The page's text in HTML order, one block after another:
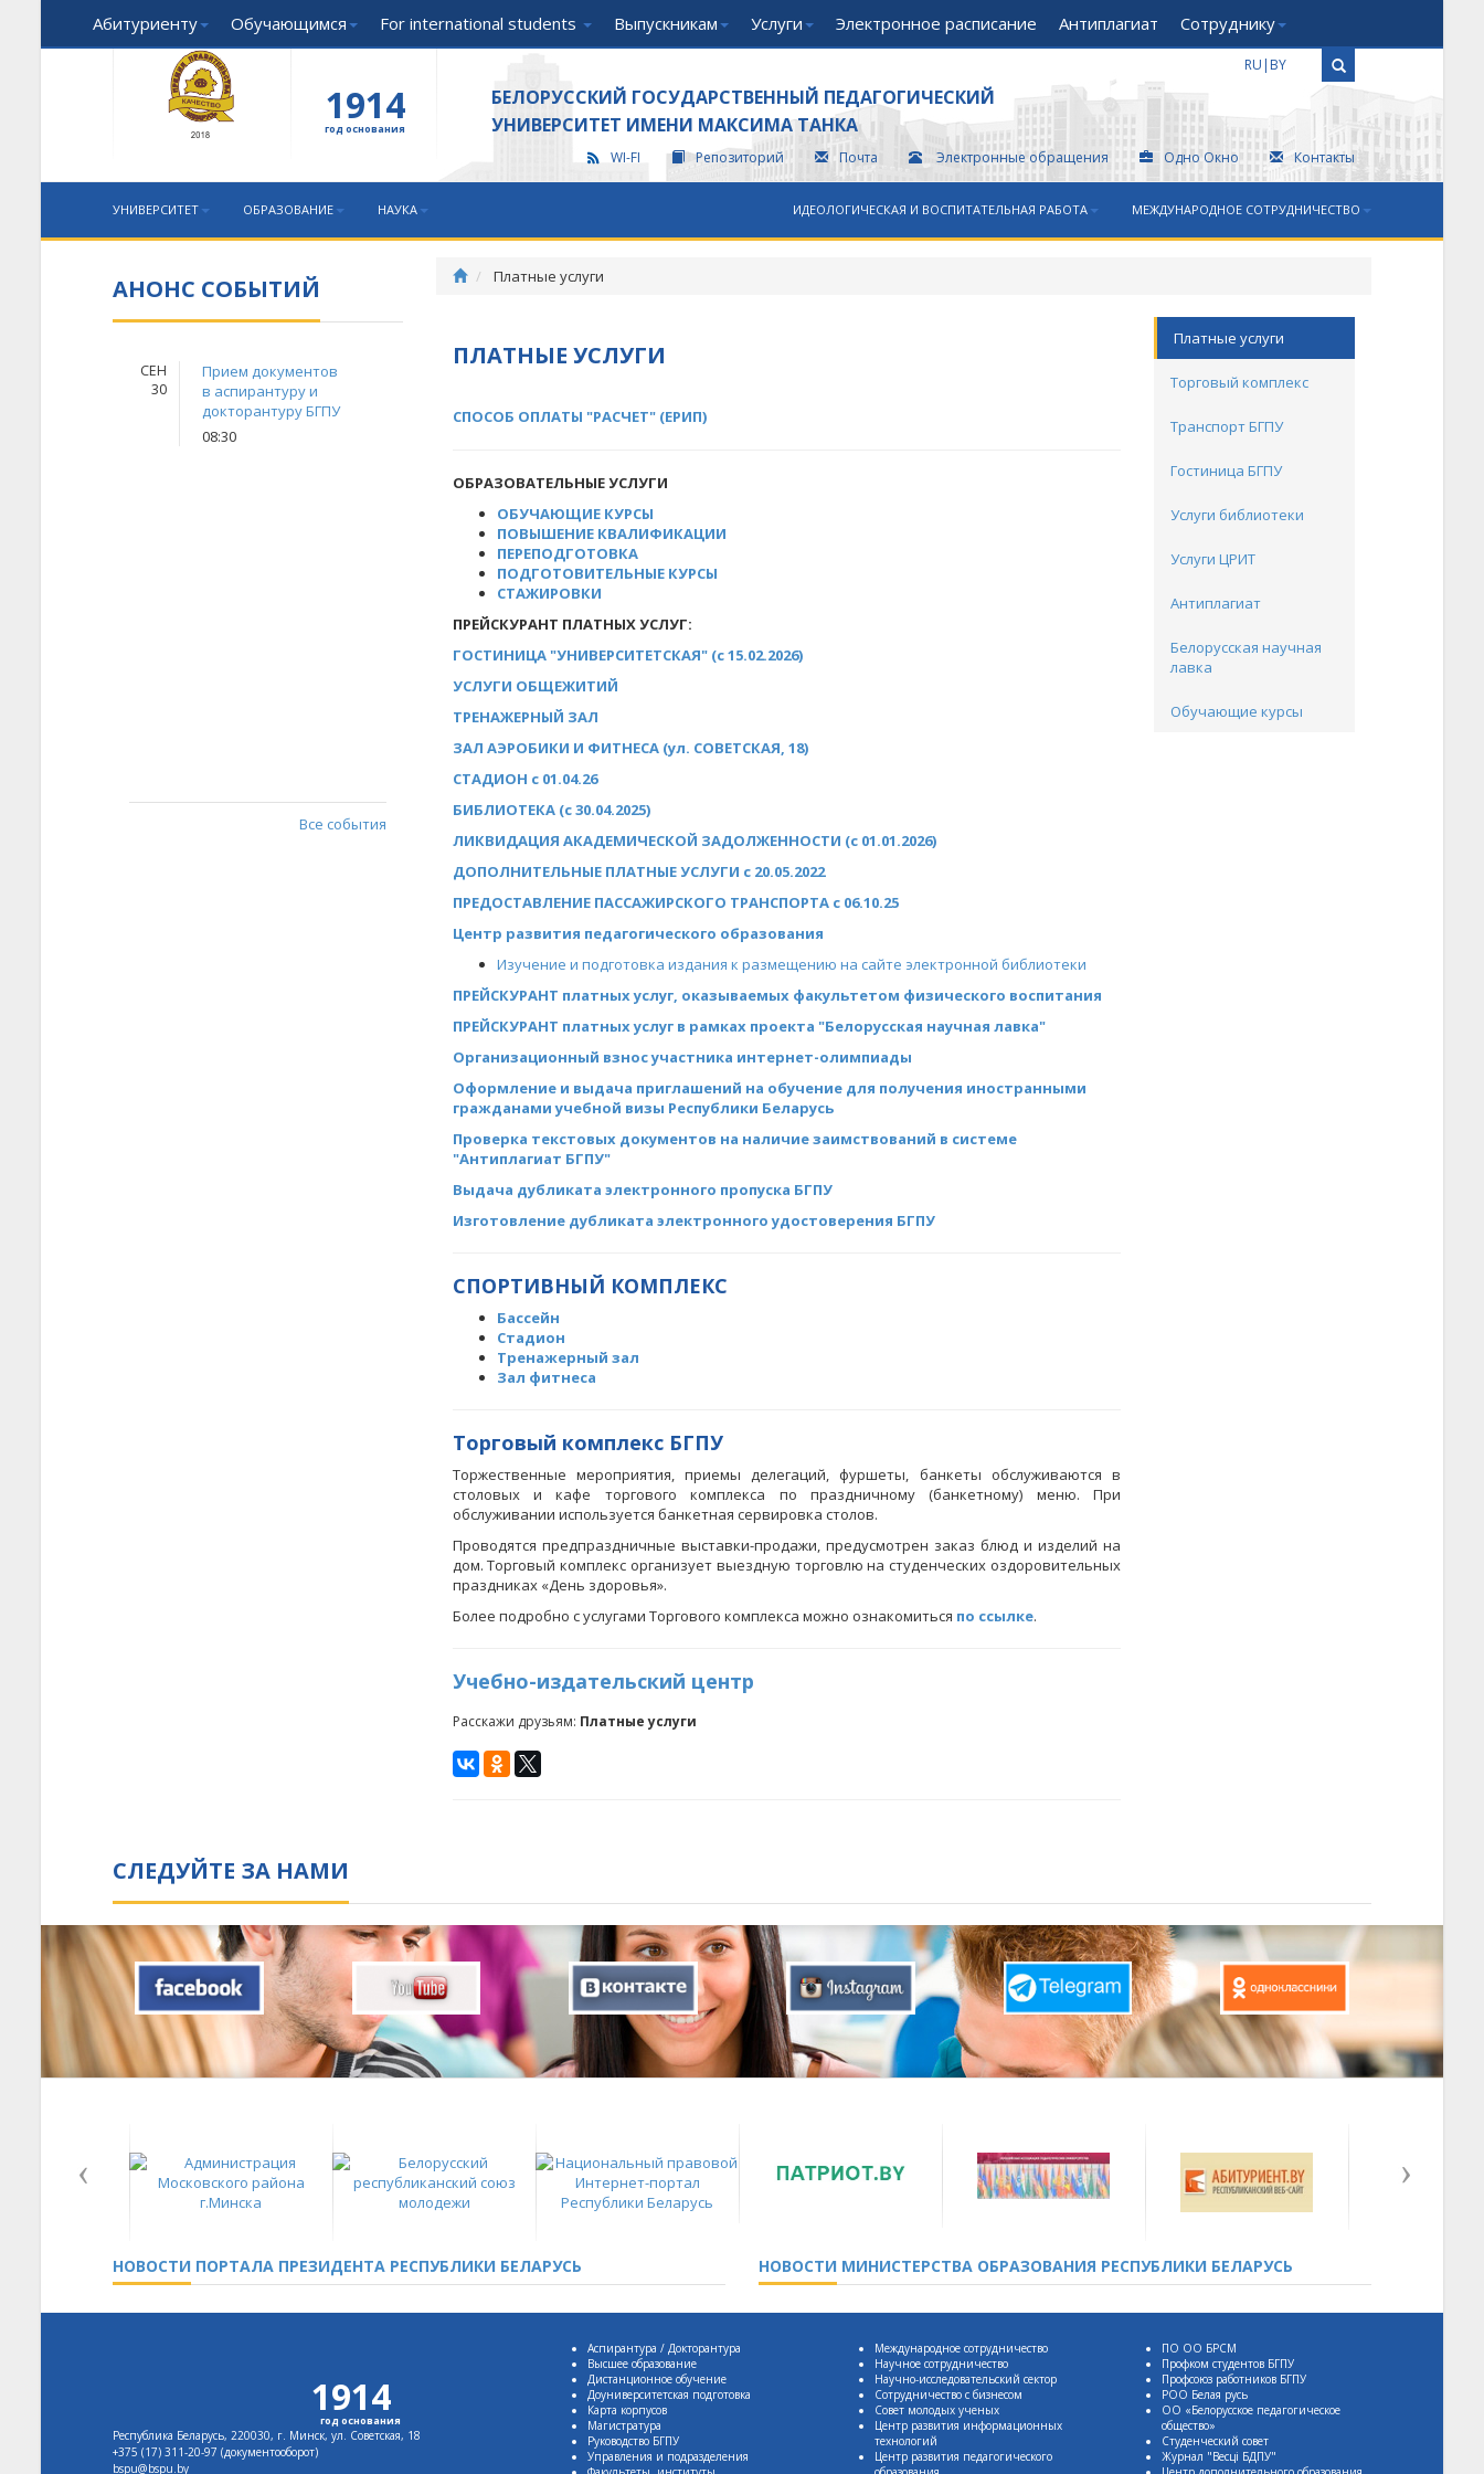
Абитуриенту Обучающимся For international students Выпускникам Услуги Электронное расписание Антиплагиат Сотруднику
1914
год основания
БЕЛОРУССКИЙ ГОСУДАРСТВЕННЫЙ ПЕДАГОГИЧЕСКИЙ
УНИВЕРСИТЕТ ИМЕНИ МАКСИМА ТАНКА
RU | BY
WI-FI Репозиторий Почта Электронные обращения Одно Окно Контакты
УНИВЕРСИТЕТ ОБРАЗОВАНИЕ НАУКА МЕЖДУНАРОДНОЕ СОТРУДНИЧЕСТВО
ИДЕОЛОГИЧЕСКАЯ И ВОСПИТАТЕЛЬНАЯ РАБОТА
АНОНС СОБЫТИЙ
СЕН
30
Прием документов
в аспирантуру и
докторантуру БГПУ
08:30
Все события
Платные услуги
ПЛАТНЫЕ УСЛУГИ
СПОСОБ ОПЛАТЫ "РАСЧЕТ" (ЕРИП)
ОБРАЗОВАТЕЛЬНЫЕ УСЛУГИ
ОБУЧАЮЩИЕ КУРСЫ
ПОВЫШЕНИЕ КВАЛИФИКАЦИИ
ПЕРЕПОДГОТОВКА
ПОДГОТОВИТЕЛЬНЫЕ КУРСЫ
СТАЖИРОВКИ
ПРЕЙСКУРАНТ ПЛАТНЫХ УСЛУГ:
ГОСТИНИЦА "УНИВЕРСИТЕТСКАЯ" (c 15.02.2026)
УСЛУГИ ОБЩЕЖИТИЙ
ТРЕНАЖЕРНЫЙ ЗАЛ
ЗАЛ АЭРОБИКИ И ФИТНЕСА (ул. СОВЕТСКАЯ, 18)
СТАДИОН с 01.04.26
БИБЛИОТЕКА (с 30.04.2025)
ЛИКВИДАЦИЯ АКАДЕМИЧЕСКОЙ ЗАДОЛЖЕННОСТИ (c 01.01.2026)
ДОПОЛНИТЕЛЬНЫЕ ПЛАТНЫЕ УСЛУГИ с 20.05.2022
ПРЕДОСТАВЛЕНИЕ ПАССАЖИРСКОГО ТРАНСПОРТА с 06.10.25
Центр развития педагогического образования
Изучение и подготовка издания к размещению на сайте электронной библиотеки
ПРЕЙСКУРАНТ платных услуг, оказываемых факультетом физического воспитания
ПРЕЙСКУРАНТ платных услуг в рамках проекта "Белорусская научная лавка"
Организационный взнос участника интернет-олимпиады
Оформление и выдача приглашений на обучение для получения иностранными
гражданами учебной визы Республики Беларусь
Проверка текстовых документов на наличие заимствований в системе
"Антиплагиат БГПУ"
Выдача дубликата электронного пропуска БГПУ
Изготовление дубликата электронного удостоверения БГПУ
СПОРТИВНЫЙ КОМПЛЕКС
Бассейн
Стадион
Тренажерный зал
Зал фитнеса
Торговый комплекс БГПУ
Торжественные мероприятия, приемы делегаций, фуршеты, банкеты обслуживаются в
столовых и кафе торгового комплекса по праздничному (банкетному) меню. При
обслуживании используется банкетная сервировка столов.
Проводятся предпраздничные выставки-продажи, предусмотрен заказ блюд и изделий на
дом. Торговый комплекс организует выездную торговлю на студенческих оздоровительных
праздниках «День здоровья».
Более подробно с услугами Торгового комплекса можно ознакомиться по ссылке.
Учебно-издательский центр
Расскажи друзьям: Платные услуги
Платные услуги
Торговый комплекс
Транспорт БГПУ
Гостиница БГПУ
Услуги библиотеки
Услуги ЦРИТ
Антиплагиат
Белорусская научная
лавка
Обучающие курсы
СЛЕДУЙТЕ ЗА НАМИ
НОВОСТИ ПОРТАЛА ПРЕЗИДЕНТА РЕСПУБЛИКИ БЕЛАРУСЬ НОВОСТИ МИНИСТЕРСТВА ОБРАЗОВАНИЯ РЕСПУБЛИКИ БЕЛАРУСЬ
1914
год основания
Республика Беларусь, 220030, г. Минск, ул. Советская, 18
+375 (17) 311-20-97 (документооборот)
bspu@bspu.by
Аспирантура / Докторантура
Высшее образование
Дистанционное обучение
Доуниверситетская подготовка
Карта корпусов
Магистратура
Руководство БГПУ
Управления и подразделения
Международное сотрудничество
Научное сотрудничество
Научно-исследовательский сектор
Сотрудничество с бизнесом
Совет молодых ученых
Центр развития информационных
технологий
Центр развития педагогического
ПО ОО БРСМ
Профком студентов БГПУ
Профсоюз работников БГПУ
РОО Белая русь
ОО «Белорусское педагогическое
общество»
Студенческий совет
Журнал "Весцi БДПУ"